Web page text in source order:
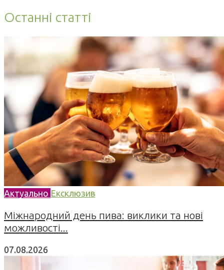
Останні статті
Актуально Ексклюзив
Міжнародний день пива: виклики та нові
можливості...
07.08.2026